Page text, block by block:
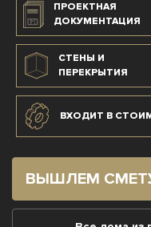
ПРОЕКТНАЯ
ДОКУМЕНТАЦИЯ
СТЕНЫ И
ПЕРЕКРЫТИЯ
ВХОДИТ В
ВЫШЛЕМ